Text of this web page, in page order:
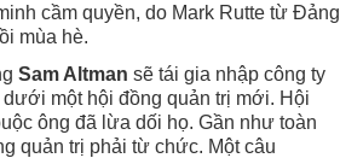
cầm quyền, do Mark Rutte từ Đảng
mùa hè.
Sam Altman sẽ tái gia nhập công ty
một hội đồng quản trị mới. Hội
ông đã lừa dối họ. Gần như toàn
quản trị phải từ chức. Một câu